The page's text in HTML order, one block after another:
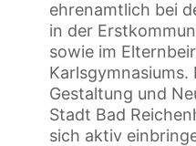
ehrenamtlich bei
in der
sowie im
Karlsgymnasiums.
Gestaltung und
Stadt Bad
sich aktiv